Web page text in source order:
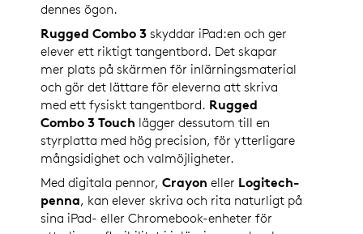
dennes ögon.
Rugged Combo 3 skyddar iPad:en och ger
elever ett riktigt tangentbord. Det skapar
mer plats på skärmen för inlärningsmaterial
och gör det lättare för eleverna att skriva
med ett fysiskt tangentbord. Rugged
Combo 3 Touch lägger dessutom till en
styrplatta med hög precision, för ytterligare
mångsidighet och valmöjligheter.
Med digitala pennor, Crayon eller Logitech-
penna, kan elever skriva och rita naturligt på
sina iPad- eller Chromebook-enheter för